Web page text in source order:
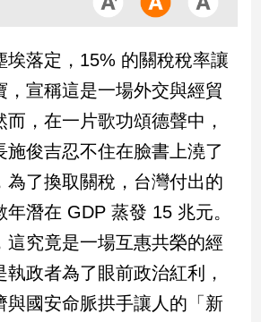
埃落定，15% 的關稅稅率讓
，宣稱這是一場外交與經貿
，在一片歌功頌德聲中，
施俊吉忍不住在臉書上澆了
為了換取關稅，台灣付出的
潛在 GDP 蒸發 15 兆元。
這究竟是一場互惠共榮的經
政者為了眼前政治紅利，
與國安命脈拱手讓人的「新